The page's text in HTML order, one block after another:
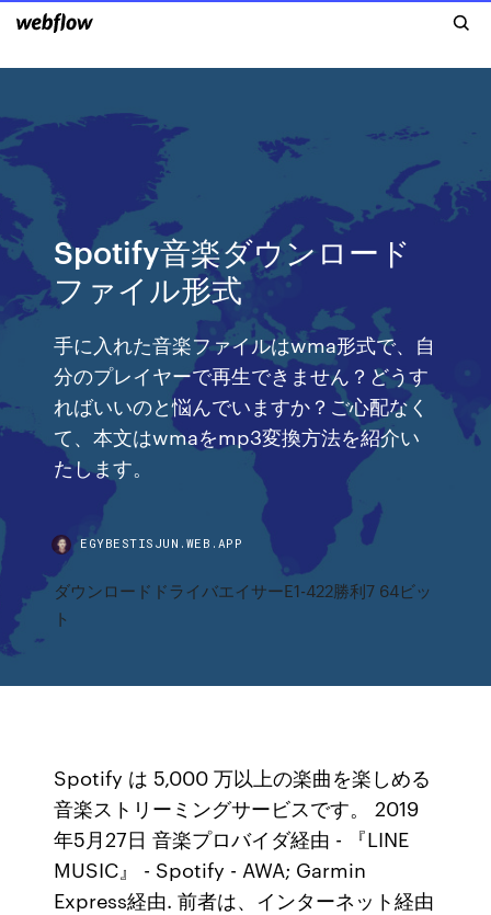
Spotify音楽ダウンロード
ファイル形式
手に入れた音楽ファイルはwma形式で、自
分のプレイヤーで再生できません？どうす
ればいいのと悩んでいますか？ご心配なく
て、本文はwmaをmp3変換方法を紹介い
たします。
EGYBESTISJUN.WEB.APP
ダウンロードドライバエイサーE1-422勝利7 64ビッ
ト
Spotify は 5,000 万以上の楽曲を楽しめる
音楽ストリーミングサービスです。 2019
年5月27日 音楽プロバイダ経由 - 『LINE
MUSIC』 - Spotify - AWA; Garmin
Express経由. 前者は、インターネット経由